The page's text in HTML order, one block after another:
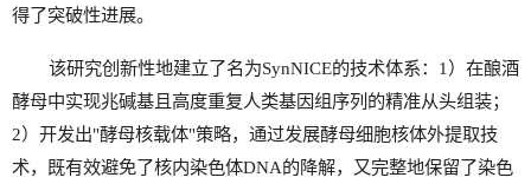
得了突破性进展。
该研究创新性地建立了名为SynNICE的技术体系：1）在酿酒
酵母中实现兆碱基且高度重复人类基因组序列的精准从头组装；
2）开发出"酵母核载体"策略，通过发展酵母细胞核体外提取技
术，既有效避免了核内染色体DNA的降解，又完整地保留了染色